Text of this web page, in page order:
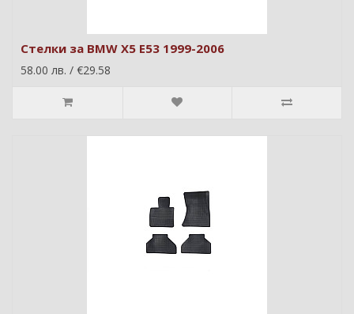
Стелки за BMW X5 E53 1999-2006
58.00 лв. / €29.58